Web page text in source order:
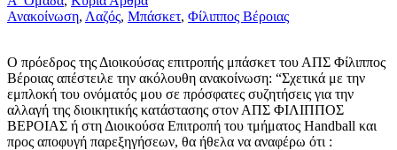
Ανακοίνωση, Λαζός, Μπάσκετ, Φίλιππος Βέροιας
Ο πρόεδρος της Διοικούσας επιτροπής μπάσκετ του ΑΠΣ Φίλιππος
Βέροιας απέστειλε την ακόλουθη ανακοίνωση: “Σχετικά με την
εμπλοκή του ονόματός μου σε πρόσφατες συζητήσεις για την
αλλαγή της διοικητικής κατάστασης στον ΑΠΣ ΦΙΛΙΠΠΟΣ
ΒΕΡΟΙΑΣ ή στη Διοικούσα Επιτροπή του τμήματος Handball και
προς αποφυγή παρεξηγήσεων, θα ήθελα να αναφέρω ότι :